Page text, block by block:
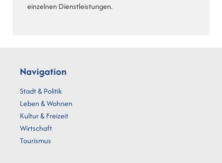
einzelnen Dienstleistungen.
Navigation
Stadt & Politik
Leben & Wohnen
Kultur & Freizeit
Wirtschaft
Tourismus